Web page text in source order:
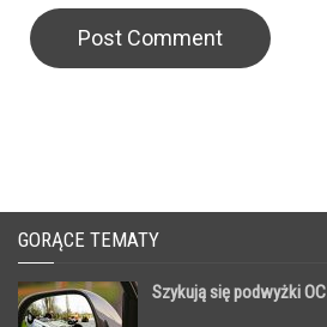
GORĄCE TEMATY
Szykują się podwyżki OC